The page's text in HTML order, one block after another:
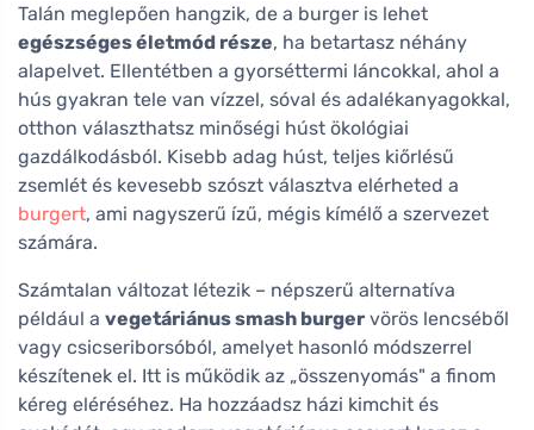
Talán meglepően hangzik, de a burger is lehet
egészséges életmód része, ha betartasz néhány
alapelvet. Ellentétben a gyorséttermi láncokkal, ahol a
hús gyakran tele van vízzel, sóval és adalékanyagokkal,
otthon választhatsz minőségi húst ökológiai
gazdálkodásból. Kisebb adag húst, teljes kiőrlésű
zsemlét és kevesebb szószt választva elérheted a
burgert, ami nagyszerű ízű, mégis kímélő a szervezet
számára.
Számtalan változat létezik – népszerű alternatíva
például a vegetáriánus smash burger vörös lencséből
vagy csicseriborsóból, amelyet hasonló módszerrel
készítenek el. Itt is működik az „összenyomás" a finom
kéreg eléréséhez. Ha hozzáadsz házi kimchit és